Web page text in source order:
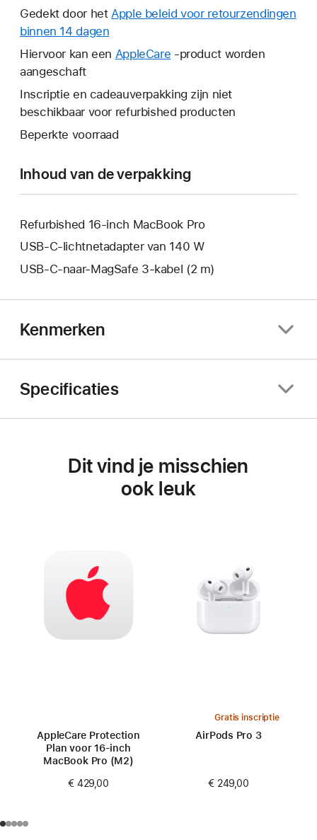
wordt
er
nieuw
venster
geopend.
Gedekt door hetApple beleid voor retourzendingen
binnen 14 dagen
wordt
nieuw
venster
geopend.
Hiervoor kan een AppleCare Hierdoor
er
een
-product worden
aangeschaft
Inscriptie en cadeauverpakking zijn niet
beschikbaar voor refurbished producten
Beperkte voorraad
Inhoud van de verpakking
Refurbished 16‑inch MacBook Pro
USB‑C-lichtnetadapter van 140 W
USB‑C-naar-MagSafe 3-kabel (2 m)
Kenmerken
Specificaties
Dit vind je misschien
ook leuk
AppleCare Protection
Plan voor 16‑inch
MacBook Pro (M2)
€ 429,00
Gratis inscriptie
AirPods Pro 3
€ 249,00